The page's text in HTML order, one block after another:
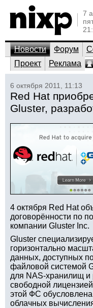
7
Новости Форум
Проект
Реклама
6 октября 2011, 11:13
Red Hat
Gluster,
4 октября Red Hat
договорённости по
компании Gluster Inc.
Gluster
горизонтально
данных, доступных
файловой системой
для NAS-хранилищ и
свободной
этой ФС
облачных